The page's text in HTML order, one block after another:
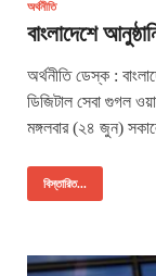
অর্থনীতি
বাংলাদেশে
অর্থনীতি ডেস্ক :
ডিজিটাল সেবা গুগল
মঙ্গলবার (২৪ জুন)
বিস্তারিত...